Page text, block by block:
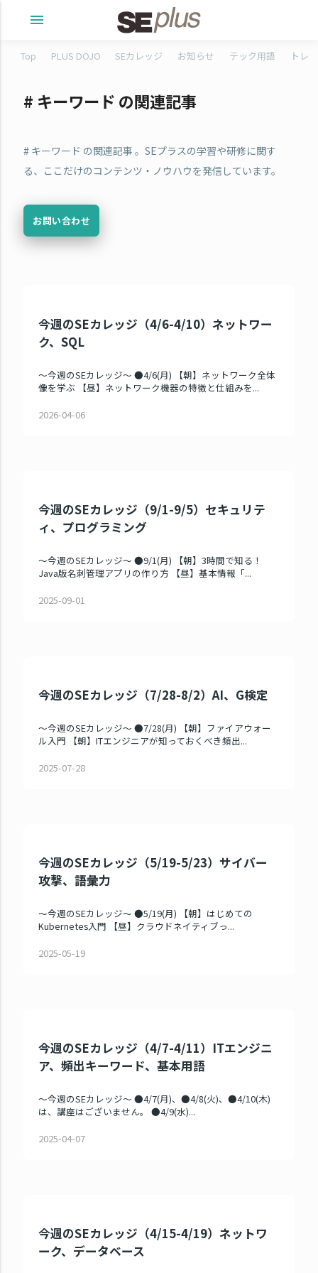
menu
Top PLUS DOJO SEカレッジ お知らせ テック用語 トレ
# キーワード の関連記事
# キーワード の関連記事 。SEプラスの学習や研修に関す
る、ここだけのコンテンツ・ノウハウを発信しています。
お問い合わせ
今週のSEカレッジ（4/6-4/10）ネットワー
ク、SQL
～今週のSEカレッジ～ ●4/6(月) 【朝】ネットワーク全体
像を学ぶ 【昼】ネットワーク機器の特徴と仕組みを...
2026-04-06
今週のSEカレッジ（9/1-9/5）セキュリテ
ィ、プログラミング
～今週のSEカレッジ～ ●9/1(月) 【朝】3時間で知る！
Java版名刺管理アプリの作り方 【昼】基本情報「...
2025-09-01
今週のSEカレッジ（7/28-8/2）AI、G検定
～今週のSEカレッジ～ ●7/28(月) 【朝】ファイアウォー
ル入門 【朝】ITエンジニアが知っておくべき頻出...
2025-07-28
今週のSEカレッジ（5/19-5/23）サイバー
攻撃、語彙力
～今週のSEカレッジ～ ●5/19(月) 【朝】はじめての
Kubernetes入門 【昼】クラウドネイティブっ...
2025-05-19
今週のSEカレッジ（4/7-4/11）ITエンジニ
ア、頻出キーワード、基本用語
～今週のSEカレッジ～ ●4/7(月)、●4/8(火)、●4/10(木)
は、講座はございません。 ●4/9(水)...
2025-04-07
今週のSEカレッジ（4/15-4/19）ネットワ
ーク、データベース